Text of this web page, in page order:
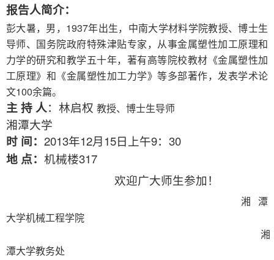
报告人简介：
彭大暑，男， 1937年出生，中南大学材料学院教授、博士生
导师、国务院政府特殊津贴专家，从事金属塑性加工原理和
力学的研究和教学五十年，著有高等院校教材《金属塑性加
工原理》和《金属塑性加工力学》等多部著作，发表学术论
文100余篇。
主持人： 林启权 教授、博士生导师
湘潭大学
时 间： 2013年12月15日上午9： 30
地 点： 机械楼317
欢迎广大师生参加！
湘潭
大学机械工程学院
湘
潭大学教务处